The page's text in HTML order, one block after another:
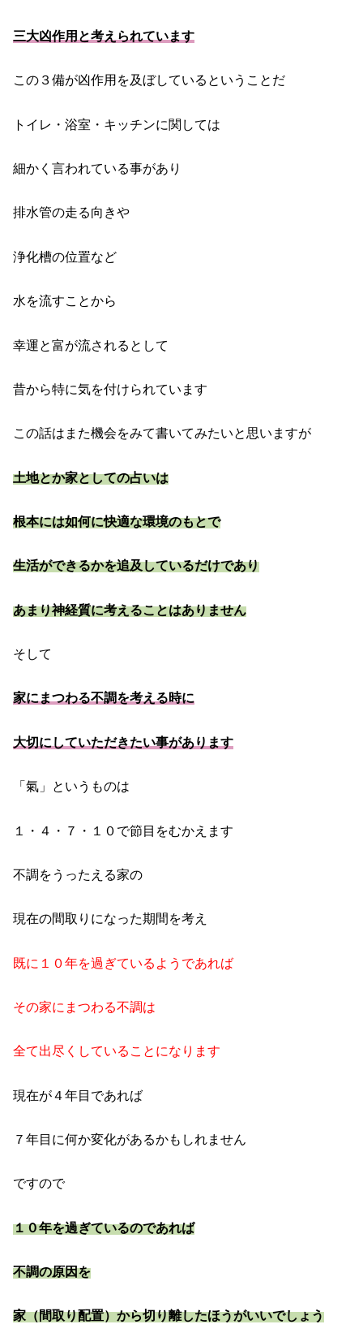
三大凶作用と考えられています
この３備が凶作用を及ぼしているということだ
トイレ・浴室・キッチンに関しては
細かく言われている事があり
排水管の走る向きや
浄化槽の位置など
水を流すことから
幸運と富が流されるとして
昔から特に気を付けられています
この話はまた機会をみて書いてみたいと思いますが
土地とか家としての占いは
根本には如何に快適な環境のもとで
生活ができるかを追及しているだけであり
あまり神経質に考えることはありません
そして
家にまつわる不調を考える時に
大切にしていただきたい事があります
「氣」というものは
１・４・７・１０で節目をむかえます
不調をうったえる家の
現在の間取りになった期間を考え
既に１０年を過ぎているようであれば
その家にまつわる不調は
全て出尽くしていることになります
現在が４年目であれば
７年目に何か変化があるかもしれません
ですので
１０年を過ぎているのであれば
不調の原因を
家（間取り配置）から切り離したほうがいいでしょう